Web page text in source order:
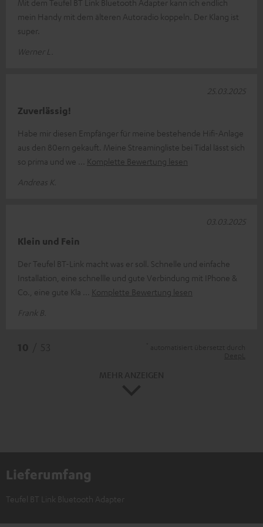
Mit dem Teufel BT Link Bluetooth Adapter kann ich endlich
mein Handy mit dem älteren Autoradio koppeln. Der Klang ist
super.
Werner L.
Zuverlässig!
Habe mir diesen Empfänger für meine bestehende Hifi-Anlage
aus den 80ern gekauft. Meine Streamingliste bei Tidal lässt sich
so prima und we
Komplette Bewertung lesen
Andreas K.
25.03.2025
Klein und Fein
Der Teufel BT-Link macht was er soll. Schnelle und einfache
Installation, eine schnellle und gute Verbindung mit IPhone &
Co., eine gute Kla
Komplette Bewertung lesen
Frank B.
03.03.2025
Lieferumfang
Teufel BT Link Bluetooth Adapter